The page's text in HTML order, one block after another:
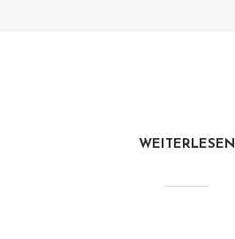
WEITERLESEN